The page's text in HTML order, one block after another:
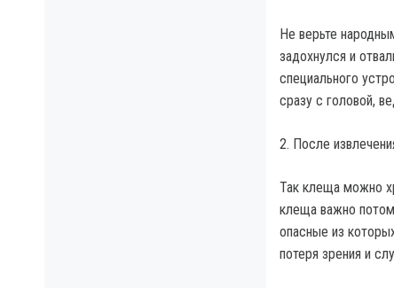
Не верьте
задохнулся и
специального
сразу с головой,
2. После
Так клеща можно
клеща важно
опасные из
потеря зрения и